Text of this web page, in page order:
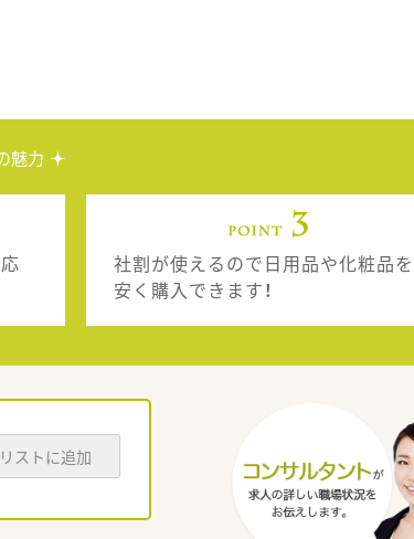
魅力
社割が使えるので日用品や化粧品を
安く購入できます！
ストに追加